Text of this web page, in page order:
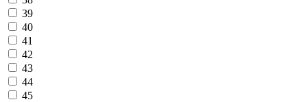
39
40
41
42
43
44
45